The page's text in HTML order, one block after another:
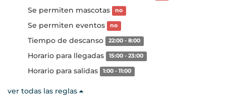
Se permiten mascotas no
Se permiten eventos no
Tiempo de descanso 22:00 - 8:00
Horario para llegadas 15:00 - 23:00
Horario para salidas 1:00 - 11:00
ver todas las reglas